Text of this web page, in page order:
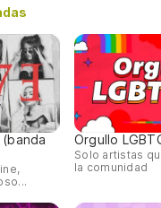
Orgullo
Solo artistas
la comunidad